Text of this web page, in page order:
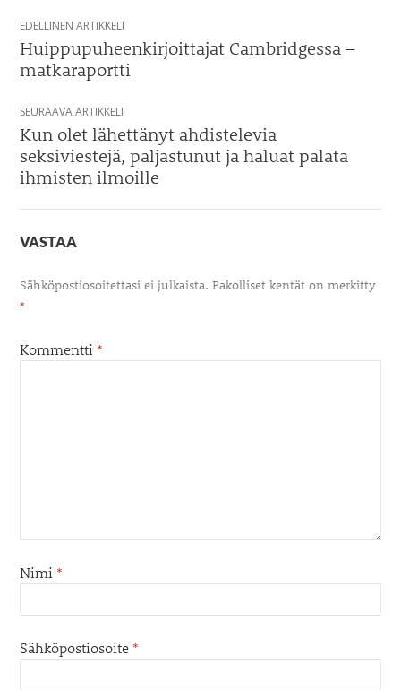
Artikkelien
selaus
EDELLINEN ARTIKKELI
Huippupuheenkirjoittajat Cambridgessa –
matkaraportti
SEURAAVA ARTIKKELI
Kun olet lähettänyt ahdistelevia
seksiviestejä, paljastunut ja haluat palata
ihmisten ilmoille
VASTAA
Sähköpostiosoitettasi ei julkaista. Pakolliset kentät on merkitty
*
Kommentti *
Nimi *
Sähköpostiosoite *